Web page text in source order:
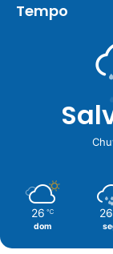
Tempo
26 ℃
dom
26